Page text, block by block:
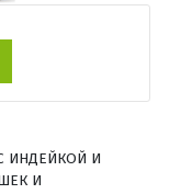
ИНДЕЙКОЙ И
И